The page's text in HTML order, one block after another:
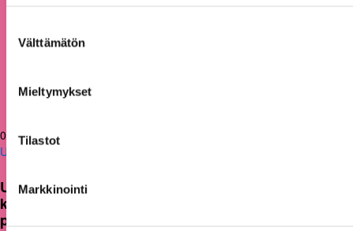
valinta
Välttämätön
Mieltymykset
Tilastot
Markkinointi
05.03.2026
Uutiset
Uusi julkaisu: Kuntien on tarkasteltava
kulttuuritoimintaansa strategisesti ja
pitkäjänteisesti